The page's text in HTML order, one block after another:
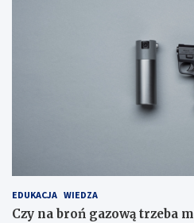
EDUKACJA WIEDZA
Czy na broń gazową trzeba